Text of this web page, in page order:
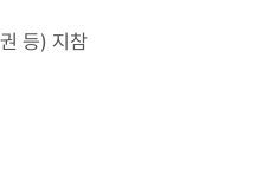
등) 지참